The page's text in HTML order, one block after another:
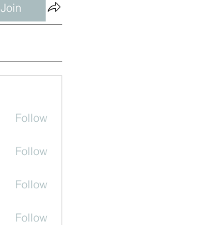
Join
Follow
Follow
Follow
Follow